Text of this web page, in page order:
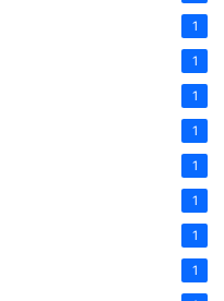
1
1
1
1
1
1
1
1